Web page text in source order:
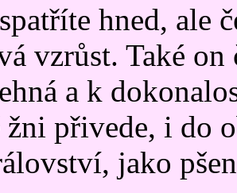
hned, ale
vzrůst. Také on
a k
žni přivede, i do
jako